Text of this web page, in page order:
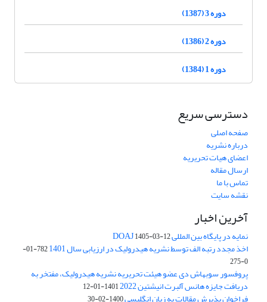
دوره 3 (1387)
دوره 2 (1386)
دوره 1 (1384)
دسترسی سریع
صفحه اصلی
درباره نشریه
اعضای هیات تحریریه
ارسال مقاله
تماس با ما
نقشه سایت
آخرین اخبار
نمایه در پایگاه بین المللی DOAJ1405-03-12
اخذ مجدد رتبه الف توسط نشریه هیدرولیک در ارزیابی سال 1401
782-01-
0-275
پروفسور سوبهاش دی عضو هیئت تحریریه نشریه هیدرولیک، مفتخر به
دریافت جایزه هانس آلبرت انیشتین 2022 1401-01-12
فراخوان پذیرش مقالات به زبان انگلیسی1400-02-30